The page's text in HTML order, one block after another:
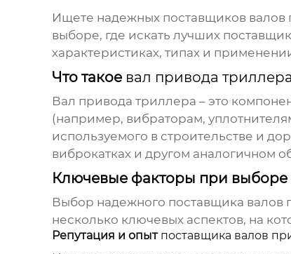
Ищете надежных поставщиков валов
выборе, где искать лучших
характеристиках, типах и
Что такое вал привода триллера
Вал привода триллера – это
(например, вибраторам,
используемого в строительстве и
виброкатках и другом аналогичном
Ключевые факторы при выборе
Выбор надежного поставщика валов
несколько ключевых аспектов, на
Репутация и опыт поставщика валов